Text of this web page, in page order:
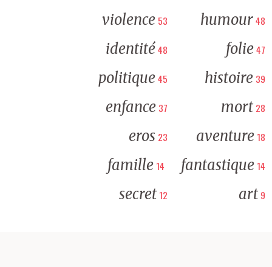
violence 53 humour48
identité48 folie47
politique45 histoire 39
enfance 37 mort 28
eros 23 aventure 18
famille 14 fantastique 14
secret 12 art 9